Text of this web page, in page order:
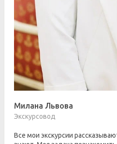
Милана Львова
Экскурсовод
Все мои экскурсии